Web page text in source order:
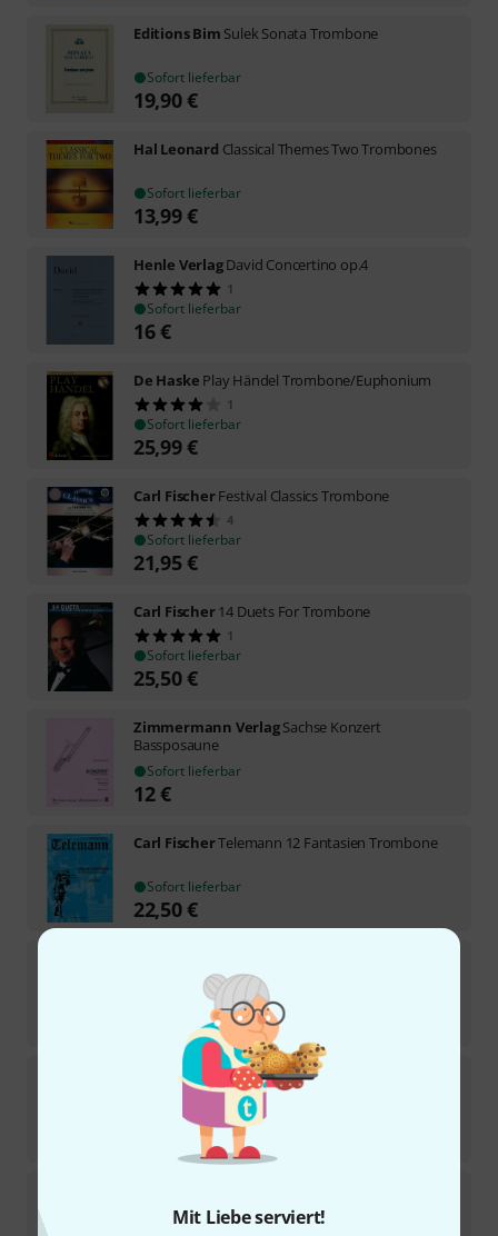
Mit Liebe serviert!
Editions Bim Sulek Sonata Trombone
Sofort lieferbar
19,90€
Hal Leonard Classical Themes Two Trombones
Sofort lieferbar
13,99€
Henle VerlagDavid Concertino op.4
1
Sofort lieferbar
16€
De Haske Play Händel Trombone/Euphonium
1
Sofort lieferbar
25,99€
Carl FischerFestival Classics Trombone
4
Sofort lieferbar
21,95€
Carl Fischer14 Duets For Trombone
1
Sofort lieferbar
25,50€
Zimmermann VerlagSachse Konzert
Bassposaune
Sofort lieferbar
12€
Carl FischerTelemann 12 Fantasien Trombone
Sofort lieferbar
22,50€
Sofort lieferbar
€
Carl Fischer Compatible Quartets Bass Instr
Sofort lieferbar